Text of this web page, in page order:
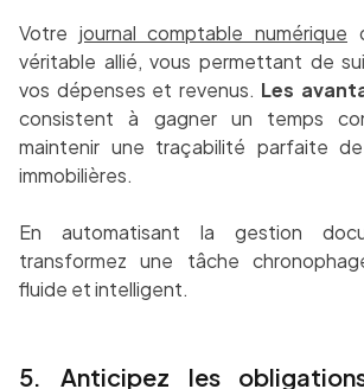
Votre journal comptable numérique
véritable allié, vous permettant de
vos dépenses et revenus. Les
consistent à gagner un temps
maintenir une traçabilité parfaite
immobilières.
En automatisant la gestion
transformez une tâche
fluide et intelligent.
5. Anticipez les